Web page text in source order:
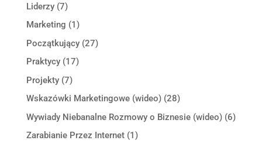
Liderzy(7)
Marketing (1)
Początkujący(27)
Praktycy(17)
Projekty(7)
Wskazówki Marketingowe (wideo)(28)
Wywiady Niebanalne Rozmowy o Biznesie (wideo)(6)
Zarabianie Przez Internet(1)